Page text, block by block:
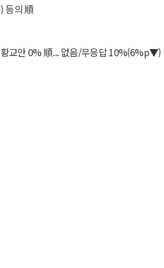
등의 順
교안 0% 順... 없음/무응답 10%(6%p▼)